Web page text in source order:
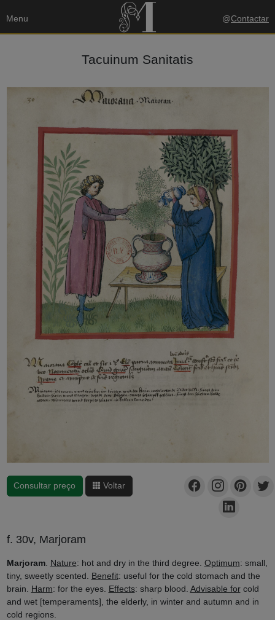
Menu @Contactar
Tacuinum Sanitatis
Consultar preço Voltar
f. 30v, Marjoram
Marjoram. Nature: hot and dry in the third degree. Optimum: small,
tiny, sweetly scented. Benefit: useful for the cold stomach and the
brain. Harm: for the eyes. Effects: sharp blood. Advisable forcold
and wet [temperaments], the elderly, in winter and autumn and in
cold regions.